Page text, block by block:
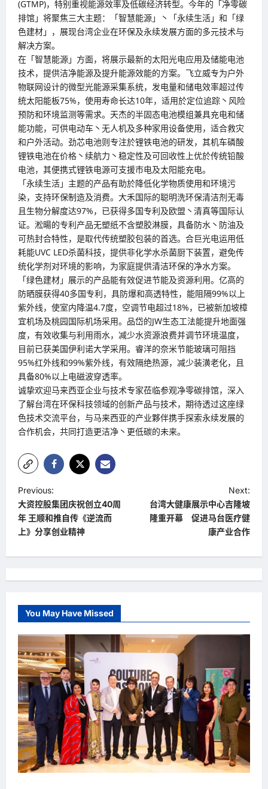
(GTMP)，特别重视能源效率及低碳经济转型。今年的「净零碳
排馆」将聚焦三大主题：「智慧能源」丶「永续生活」和「绿
色建材」，展现台湾企业在环保及永续发展方面的多元技术与
解决方案。
在「智慧能源」方面，将展示最新的太阳光电应用及储能电池
技术，提供洁净能源及提升能源效能的方案。飞立威专为户外
物联网设计的微型光能源采集系统，发电量和储电效率超过传
统太阳能板75%，使用寿命长达10年，适用於定位追踪丶风险
预防和环境监测等需求。天杰的半固态电池模组兼具充电和储
能功能，可供电动车丶无人机及多种家用设备使用，适合救灾
和户外活动。劲芯电池则专注於锂铁电池的研发，其机车磷酸
锂铁电池在价格丶续航力丶稳定性及可回收性上优於传统铅酸
电池，其便携式锂铁电源可支援市电及太阳能充电。
「永续生活」主题的产品有助於降低化学物质使用和环境污
染，支持环保制造及消费。大禾国际的聪明洗环保清洁剂无毒
且生物分解度达97%，已获得多国专利及欧盟丶清真等国际认
证。淞暘的专利产品无塑纸不含塑胶淋膜，具备防水丶防油及
可热封合特性，是取代传统塑胶包装的首选。合巨光电运用低
耗能UVC LED杀菌科技，提供非化学水杀菌厨下装置，避免传
统化学剂对环境的影响，为家庭提供清洁环保的净水方案。
「绿色建材」展示的产品能有效促进节能及资源利用。亿高的
防晒膜获得40多国专利，具防爆和高透特性，能阻隔99%以上
紫外线，使室内降温4.7度，空调节电超过18%，已被新加坡樟
宜机场及桃园国际机场采用。品岱的JW生态工法能提升地面强
度，有效收集与利用雨水，减少水资源浪费并调节环境温度，
目前已获美国伊利诺大学采用。睿洋的奈米节能玻璃可阻挡
95%红外线和99%紫外线，有效隔绝热源，减少装潢老化，且
具备80%以上电磁波穿透率。
诚挚欢迎马来西亚企业与技术专家莅临参观净零碳排馆，深入
了解台湾在环保科技领域的创新产品与技术，期待透过这座绿
色技术交流平台，与马来西亚的产业夥伴携手探索永续发展的
合作机会，共同打造更洁净丶更低碳的未来。
P
o
s
a
v
i
g
a
t
i
o
n
Previous:
大资控股集团庆祝创立40周
年 王顺和推自传《逆流而
上》分享创业精神
Next:
台湾大健康展示中心吉隆坡
隆重开幕 促进马台医疗健
康产业合作
You May Have Missed